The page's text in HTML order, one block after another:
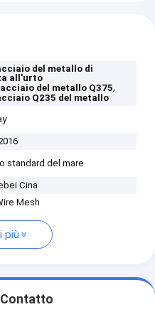
del metallo di
all'urto
del metallo Q375,
Q235 del metallo
standard del mare
Cina
Mesh
più
Contatto